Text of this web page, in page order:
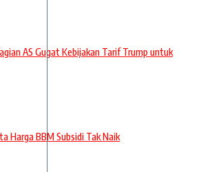
AS Gugat Kebijakan Tarif Trump untuk
Harga BBM Subsidi Tak Naik